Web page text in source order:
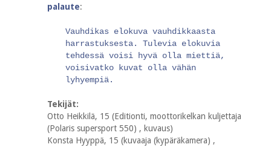
palaute:
Vauhdikas elokuva vauhdikkaasta
harrastuksesta. Tulevia elokuvia
tehdessä voisi hyvä olla miettiä,
voisivatko kuvat olla vähän
lyhyempiä.
Tekijät:
Otto Heikkilä, 15 (Editionti, moottorikelkan kuljettaja
(Polaris supersport 550) , kuvaus)
Konsta Hyyppä, 15 (kuvaaja (kypäräkamera) ,